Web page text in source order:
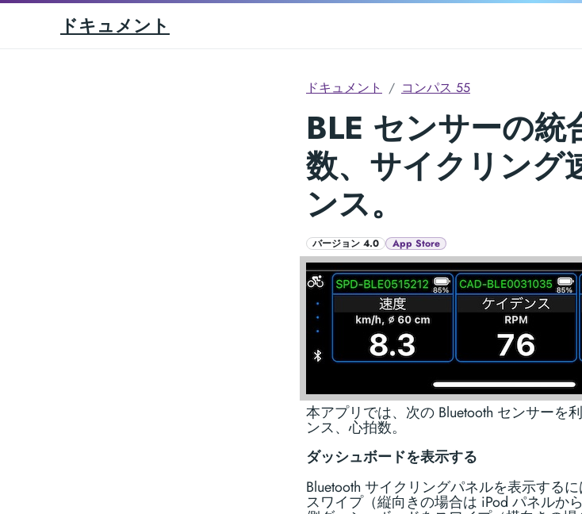
ドキュメント
ドキュメント コンパス 55
BLE センサーの
数、サイクリング
ンス。
バージョン 4.0 App Store
本アプリでは、次の Bluetooth センサーを
ンス、心拍数。
ダッシュボードを表示する
Bluetooth サイクリングパネルを表示する
スワイプ（縦向きの場合は iPod パネルか